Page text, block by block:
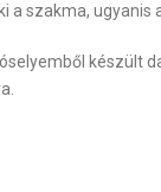
a szakma,
készült